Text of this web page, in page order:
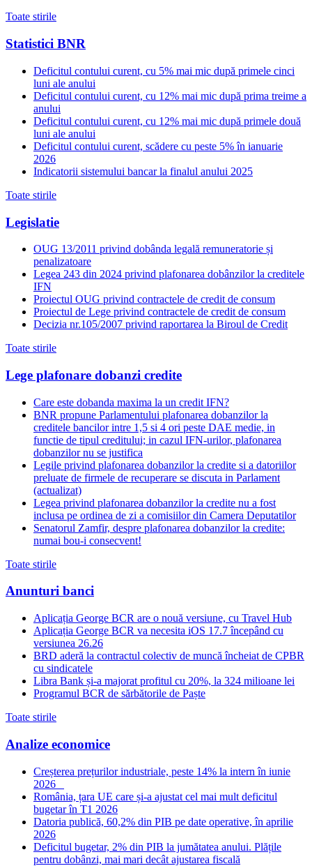
Toate stirile
Statistici BNR
Deficitul contului curent, cu 5% mai mic după primele cinci
luni ale anului
Deficitul contului curent, cu 12% mai mic după prima treime a
anului
Deficitul contului curent, cu 12% mai mic după primele două
luni ale anului
Deficitul contului curent, scădere cu peste 5% în ianuarie
2026
Indicatorii sistemului bancar la finalul anului 2025
Toate stirile
Legislatie
OUG 13/2011 privind dobânda legală remuneratorie și
penalizatoare
Legea 243 din 2024 privind plafonarea dobânzilor la creditele
IFN
Proiectul OUG privind contractele de credit de consum
Proiectul de Lege privind contractele de credit de consum
Decizia nr.105/2007 privind raportarea la Biroul de Credit
Toate stirile
Lege plafonare dobanzi credite
Care este dobanda maxima la un credit IFN?
BNR propune Parlamentului plafonarea dobanzilor la
creditele bancilor intre 1,5 si 4 ori peste DAE medie, in
functie de tipul creditului; in cazul IFN-urilor, plafonarea
dobanzilor nu se justifica
Legile privind plafonarea dobanzilor la credite si a datoriilor
preluate de firmele de recuperare se discuta in Parlament
(actualizat)
Legea privind plafonarea dobanzilor la credite nu a fost
inclusa pe ordinea de zi a comisiilor din Camera Deputatilor
Senatorul Zamfir, despre plafonarea dobanzilor la credite:
numai bou-i consecvent!
Toate stirile
Anunturi banci
Aplicația George BCR are o nouă versiune, cu Travel Hub
Aplicația George BCR va necesita iOS 17.7 începând cu
versiunea 26.26
BRD aderă la contractul colectiv de muncă încheiat de CPBR
cu sindicatele
Libra Bank și-a majorat profitul cu 20%, la 324 milioane lei
Programul BCR de sărbătorile de Paște
Toate stirile
Analize economice
Creșterea prețurilor industriale, peste 14% la intern în iunie
2026
România, țara UE care și-a ajustat cel mai mult deficitul
bugetar în T1 2026
Datoria publică, 60,2% din PIB pe date operative, în aprilie
2026
Deficitul bugetar, 2% din PIB la jumătatea anului. Plățile
pentru dobânzi, mai mari decât ajustarea fiscală